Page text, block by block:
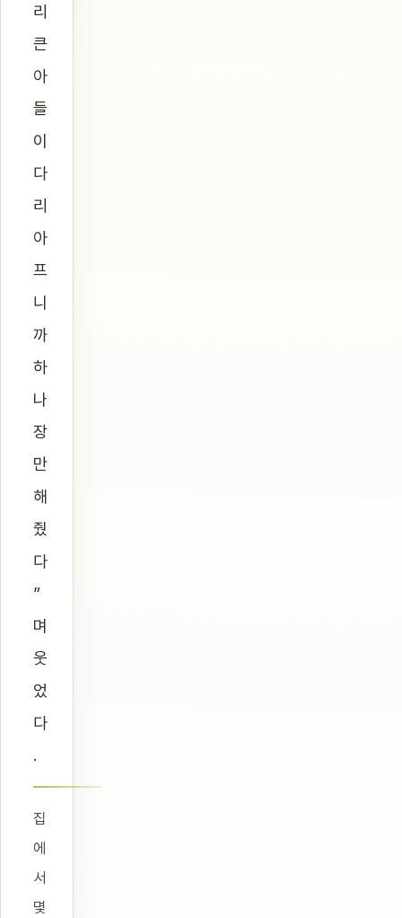
리
큰
아
들
이
다
리
아
프
니
까
하
나
장
만
해
줬
다
”
며
웃
었
다
.
집
에
서
몇